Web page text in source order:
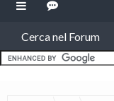
Cerca nel Forum